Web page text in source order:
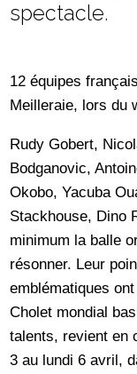
spectacle.
12 équipes
Meilleraie, lors du
Rudy Gobert,
Bodganovic,
Okobo, Yacuba
Stackhouse, Dino
minimum la balle
résonner. Leur
emblématiques
Cholet mondial
talents, revient en
3 au lundi 6 avril,